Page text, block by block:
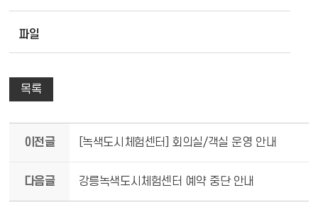
파일
목록
이전글 [녹색도시체험센터] 회의실/객실 운영 안내
다음글 강릉녹색도시체험센터 예약 중단 안내